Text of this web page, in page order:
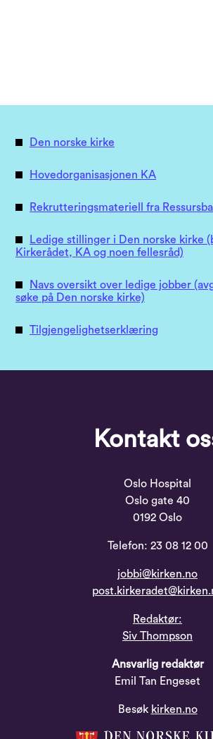
Den norske kirke
Hovedorganisasjonen KA
Rekrutteringsmateriell fra
Ledige stillinger i Den norske kirke
Kirkerådet, KA og noen fellesråd)
Navs oversikt over ledige jobber
søke på Den norske kirke)
Tilgjengelighetserklæring
Kontakt
Oslo Hospital
Oslo gate 40
0192 Oslo
Telefon: 23 08 12 00
jobbi@kirken.no
Redaktør:
Siv Thompson
Ansvarlig redaktør
Emil Tan Engeset
Besøk kirken.no